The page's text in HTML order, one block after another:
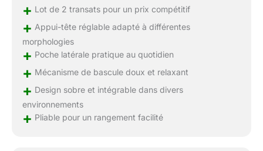
+ Lot de 2 transats pour un prix compétitif
+ Appui-tête réglable adapté à différentes
morphologies
+ Poche latérale pratique au quotidien
+ Mécanisme de bascule doux et relaxant
+ Design sobre et intégrable dans divers
environnements
+ Pliable pour un rangement facilité